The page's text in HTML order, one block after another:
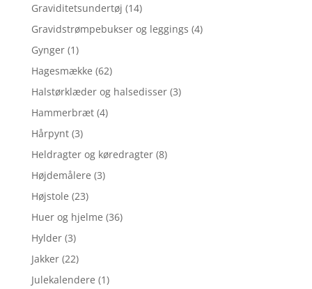
Graviditetsundertøj (14)
Gravidstrømpebukser og leggings (4)
Gynger (1)
Hagesmække (62)
Halstørklæder og halsedisser (3)
Hammerbræt (4)
Hårpynt (3)
Heldragter og køredragter (8)
Højdemålere (3)
Højstole (23)
Huer og hjelme (36)
Hylder (3)
Jakker (22)
Julekalendere (1)